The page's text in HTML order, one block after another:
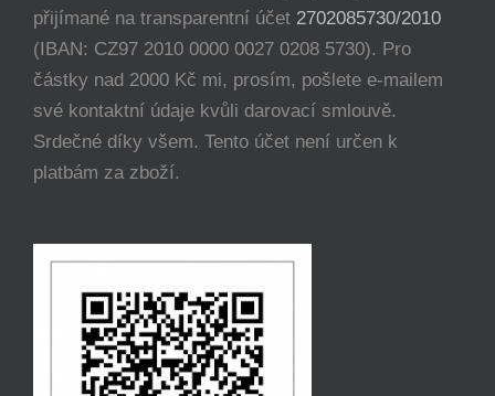
přijímané na transparentní účet 2702085730/2010
(IBAN: CZ97 2010 0000 0027 0208 5730). Pro
částky nad 2000 Kč mi, prosím, pošlete e-mailem
své kontaktní údaje kvůli darovací smlouvě.
Srdečné díky všem. Tento účet není určen k
platbám za zboží.